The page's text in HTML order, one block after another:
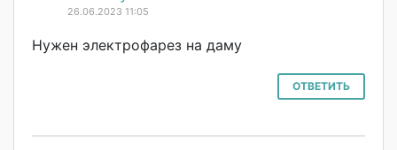
26.06.2023 11:05
Нужен электрофарез на даму
ОТВЕТИТЬ